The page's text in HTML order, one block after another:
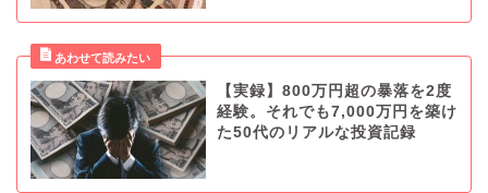
【実録】800万円超の暴落を2度
経験。それでも7,000万円を築け
た50代のリアルな投資記録